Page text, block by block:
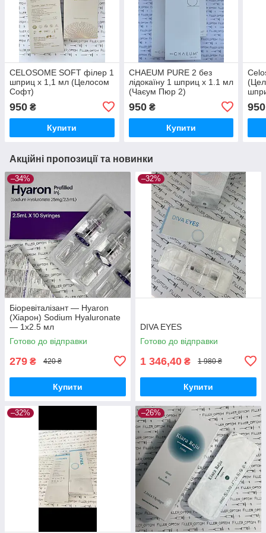
CELOSOME SOFT філер 1
шприц х 1,1 мл (Целосом
Софт)
950 ₴
Купити
CHAEUM PURE 2 без
лідокаїну 1 шприц х 1.1 мл
(Чаєум Пюр 2)
950₴
Купити
950
Акційні пропозиції та новинки
–34%
Біоревіталізант — Hyaron
(Хіарон) Sodium Hyaluronate
— 1х2.5 мл
Готово до відправки
279 ₴ 420 ₴
Купити
–32%
DIVA EYES
Готово до відправки
1 346,40 ₴ 1 980 ₴
Купити
–32% –26%